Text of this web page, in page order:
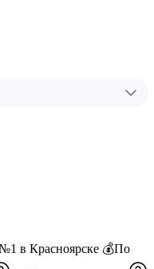
в Красноярске 💰По